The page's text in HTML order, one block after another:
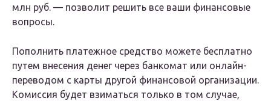
млн руб. — позволит решить все ваши финансовые
вопросы.
Пополнить платежное средство можете бесплатно
путем внесения денег через банкомат или онлайн-
переводом с карты другой финансовой организации.
Комиссия будет взиматься только в том случае,